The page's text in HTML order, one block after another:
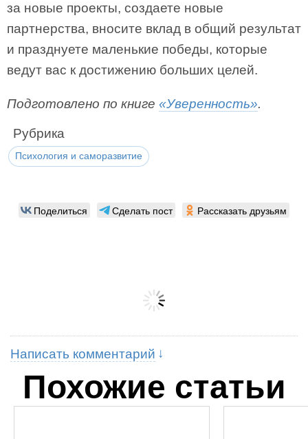
за новые проекты, создаете новые
партнерства, вносите вклад в общий результат
и празднуете маленькие победы, которые
ведут вас к достижению больших целей.
Подготовлено по книге «Уверенность».
Рубрика
Психология и саморазвитие
Поделиться Сделать пост Рассказать друзьям
Написать комментарий
Похожие статьи